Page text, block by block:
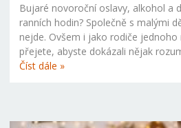
Bujaré novoroční oslavy, alkohol a
ranních hodin? Společně s malými
nejde. Ovšem i jako rodiče
přejete, abyste dokázali nějak
Číst dále »